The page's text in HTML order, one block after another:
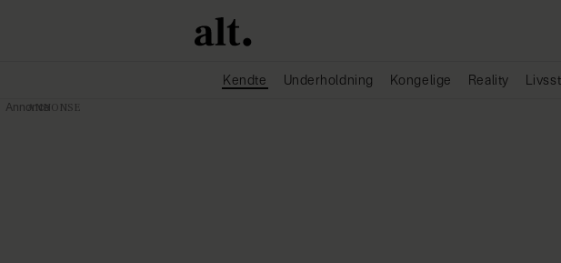
Kendte Underholdning Kongelige Reality
Annonce